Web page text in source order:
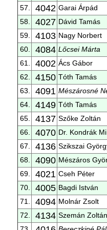
57.
4042 Garai Árpád
58.
4027 Dávid Tamás
59.
4103 Nagy Norbert
60.
4084 Lőcsei Márta
61.
4002 Ács Gábor
62.
4150 Tóth Tamás
63.
4091 Mészárosné
64.
4149 Tóth Tamás
65.
4137 Szőke Zoltán
66.
4070 Dr. Kondrák
67.
4136 Szikszai
68.
4090 Mészáros
69.
4021 Cseh Péter
70.
4005 Bagdi István
71.
4094 Molnár Zsolt
72.
4134 Szemán Zoltán